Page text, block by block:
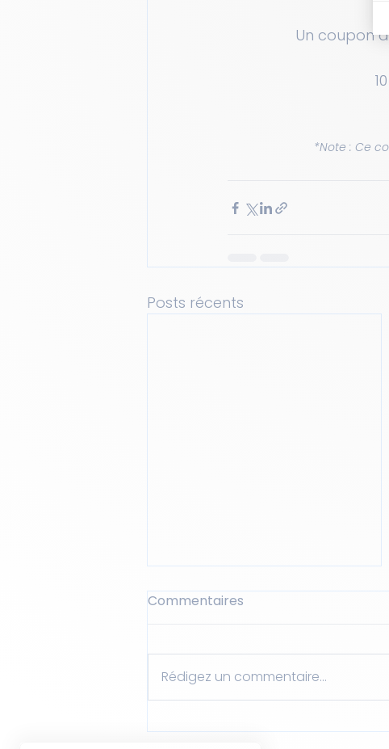
Un coupon
*Note : Ce
Posts récents
Quel est le style
Commentaires
Rédigez un commentaire...